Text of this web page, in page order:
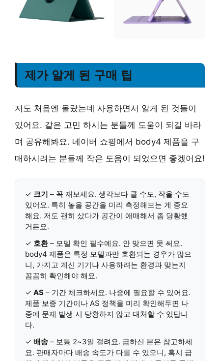
제가 알게 된 구매 팁
저도 처음엔 몰랐는데 사용하면서 알게 된 것들이
있어요. 같은 고민 하시는 분들께 도움이 되길 바라
며 공유해봐요. 네이버 쇼핑에서 body4 제품을 구
매하시려는 분들께 작은 도움이 되었으면 좋겠어요!
✓ 크기 – 꼭 재보세요. 생각보다 클 수도, 작을 수도
있어요. 특히 놓을 공간을 미리 측정해보는 게 중요
해요. 저도 괜히 샀다가 공간이 애매해서 좀 당황했
거든요.
✓ 호환– 모델 확인 필수예요. 안 맞으면 못 써요.
body4 제품은 특정 모델과만 호환되는 경우가 많으
니, 가지고 계신 기기나 사용하려는 환경과 맞는지
꼼꼼히 확인해야 해요.
✓ AS – 기간 체크하세요. 나중에 필요할 수 있어요.
제품 보증 기간이나 AS 정책을 미리 확인해두면 나
중에 문제 발생 시 당황하지 않고 대처할 수 있답니
다.
✓ 배송 – 보통 2~3일 걸려요. 급하신 분은 참고하세
요. 판매자마다 배송 속도가 다를 수 있으니, 혹시 급